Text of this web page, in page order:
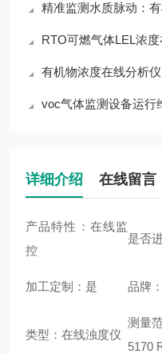
精准监测水质脉动：有
RTO可燃气体LEL浓
有机物浓度在线分析
voc气体监测设备运行维
详细介绍 在线留言
产品特性：在线监
控
是否
加工定制：是 品牌
类型：在线浊度仪
测量
5170